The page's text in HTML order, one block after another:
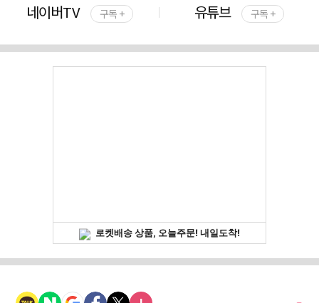
네이버TV 구독 + 유튜브 구독 +